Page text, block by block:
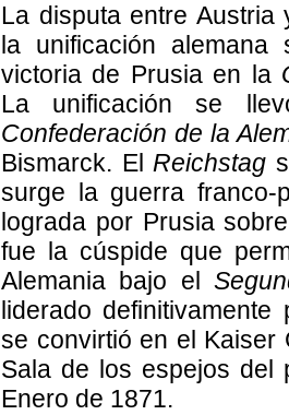
La disputa entre
la unificación
victoria de Prusia en la
La unificación se
Confederación de la
Bismarck. El Reichstag
surge la guerra franco-
lograda por Prusia
fue la cúspide que
Alemania bajo el
liderado
se convirtió en el Kaiser
Sala de los espejos del
Enero de 1871.